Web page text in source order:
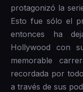
protagonizó la
Esto fue sólo el
entonces ha
Hollywood con
memorable
recordada por
a través de sus